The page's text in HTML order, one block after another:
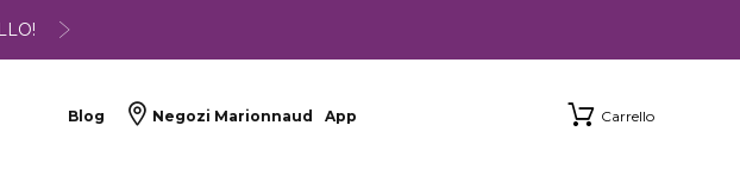
Blog Negozi Marionnaud App Carrello